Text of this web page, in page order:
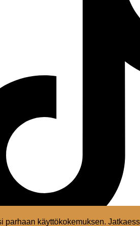
käyttökokemuksen.